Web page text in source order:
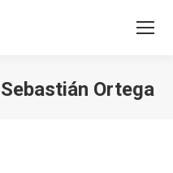
Sebastián Ortega